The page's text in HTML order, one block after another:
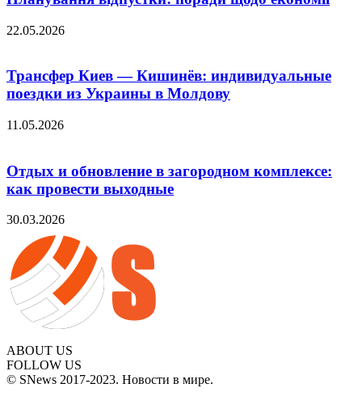
22.05.2026
Трансфер Киев — Кишинёв: индивидуальные
поездки из Украины в Молдову
11.05.2026
Отдых и обновление в загородном комплексе:
как провести выходные
30.03.2026
ABOUT US
FOLLOW US
© SNews 2017-2023. Новости в мире.